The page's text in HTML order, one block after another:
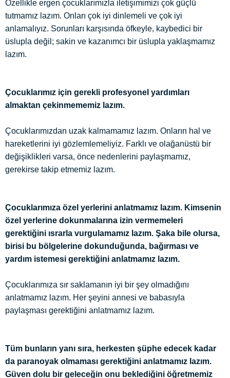
Özellikle ergen çocuklarımızla iletişimimizi çok güçlü
tutmamız lazım. Onları çok iyi dinlemeli ve çok iyi
anlamalıyız. Sorunları karşısında öfkeyle, kaybedici bir
üslupla değil; sakin ve kazanımcı bir üslupla yaklaşmamız
lazım.
Çocuklarımız için gerekli profesyonel yardımları
almaktan çekinmememiz lazım.
Çocuklarımızdan uzak kalmamamız lazım. Onların hal ve
hareketlerini iyi gözlemlemeliyiz. Farklı ve olağanüstü bir
değişiklikleri varsa, önce nedenlerini paylaşmamız,
gerekirse takip etmemiz lazım.
Çocuklarımıza özel yerlerini anlatmamız lazım. Kimsenin
özel yerlerine dokunmalarına izin vermemeleri
gerektiğini ısrarla vurgulamamız lazım. Şaka bile olursa,
birisi bu bölgelerine dokunduğunda, bağırması ve
yardım istemesi gerektiğini anlatmamız lazım.
Çocuklarımıza sır saklamanın iyi bir şey olmadığını
anlatmamız lazım. Her şeyini annesi ve babasıyla
paylaşması gerektiğini anlatmamız lazım.
Tüm bunların yanı sıra, herkesten şüphe edecek kadar
da paranoyak olmaması gerektiğini anlatmamız lazım.
Güven dolu bir geleceğin onu beklediğini öğretmemiz